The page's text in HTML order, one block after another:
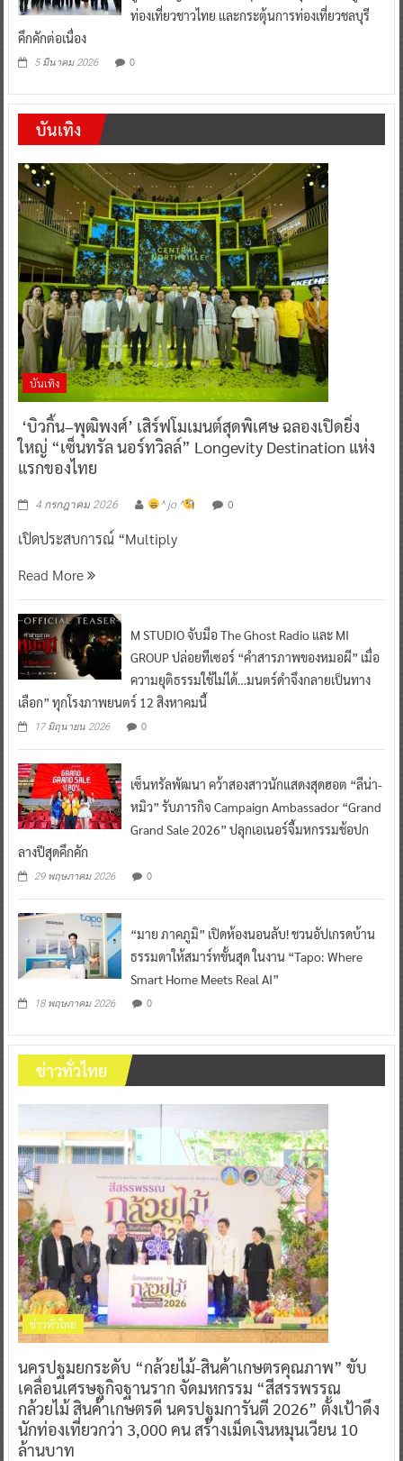
ท่องเที่ยวชาวไทย และกระตุ้นการท่องเที่ยวชลบุรี
คึกคักต่อเนื่อง
5 มีนาคม 2026 0
บันเทิง
บันเทิง
‘บิวกิ้น–พุฒิพงศ์’ เสิร์ฟโมเมนต์สุดพิเศษ ฉลองเปิดยิ่ง
ใหญ่ “เซ็นทรัล นอร์ทวิลล์” Longevity Destination แห่ง
แรกของไทย
4 กรกฎาคม 2026 ^ jo ^ 0
เปิดประสบการณ์ “Multiply
Read More
M STUDIO จับมือ The Ghost Radio และ MI
GROUP ปล่อยทีเซอร์ “คำสารภาพของหมอผี” เมื่อ
ความยุติธรรมใช้ไม่ได้…มนตร์ดำจึงกลายเป็นทาง
เลือก” ทุกโรงภาพยนตร์ 12 สิงหาคมนี้
17 มิถุนายน 2026 0
เซ็นทรัลพัฒนา คว้าสองสาวนักแสดงสุดฮอต “ลีน่า-
หมิว” รับภารกิจ Campaign Ambassador “Grand
Grand Sale 2026” ปลุกเอเนอร์จี้มหกรรมช้อปก
ลางปีสุดคึกคัก
29 พฤษภาคม 2026 0
“มาย ภาคภูมิ” เปิดห้องนอนลับ! ชวนอัปเกรดบ้าน
ธรรมดาให้สมาร์ทขั้นสุด ในงาน “Tapo: Where
Smart Home Meets Real AI”
18 พฤษภาคม 2026 0
ข่าวทั่วไทย
ข่าวทั่วไทย
นครปฐมยกระดับ “กล้วยไม้-สินค้าเกษตรคุณภาพ” ขับ
เคลื่อนเศรษฐกิจฐานราก จัดมหกรรม “สีสรรพรรณ
กล้วยไม้ สินค้าเกษตรดี นครปฐมการันตี 2026” ตั้งเป้าดึง
นักท่องเที่ยวกว่า 3,000 คน สร้างเม็ดเงินหมุนเวียน 10
ล้านบาท